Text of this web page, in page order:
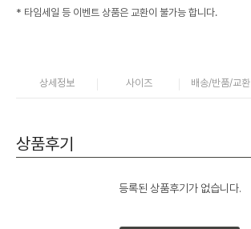
* 타임세일 등 이벤트 상품은 교환이 불가능 합니다.
상세정보 사이즈 배송/반품/교환
상품후기
등록된 상품후기가 없습니다.